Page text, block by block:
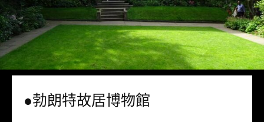
●勃朗特故居博物館